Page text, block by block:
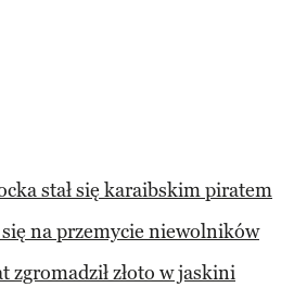
stał się karaibskim piratem
na przemycie niewolników
zgromadził złoto w jaskini